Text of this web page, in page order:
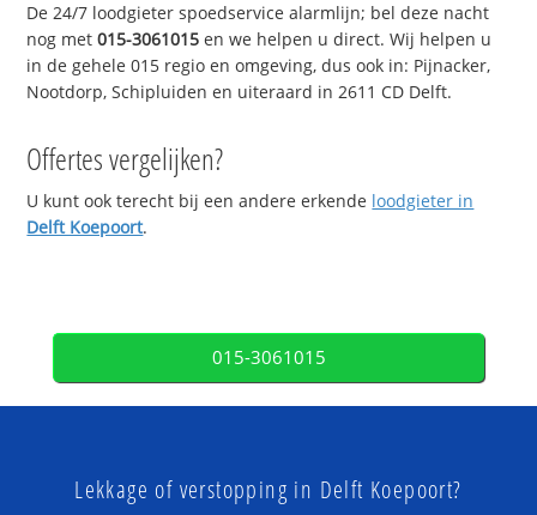
De 24/7 loodgieter spoedservice alarmlijn; bel deze nacht
nog met015-3061015 en we helpen u direct. Wij helpen u
in de gehele 015 regio en omgeving, dus ook in: Pijnacker,
Nootdorp, Schipluiden en uiteraard in 2611 CD Delft.
Offertes vergelijken?
U kunt ook terecht bij een andere erkende loodgieter in
Delft Koepoort.
015-3061015
Lekkage of verstopping in Delft Koepoort?